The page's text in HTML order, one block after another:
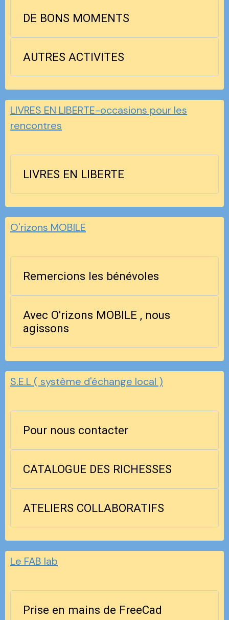
DE BONS MOMENTS
AUTRES ACTIVITES
LIVRES EN LIBERTE-occasions pour les
rencontres
LIVRES EN LIBERTE
O'rizons MOBILE
Remercions les bénévoles
Avec O'rizons MOBILE , nous
agissons
S.E.L ( système d'échange local )
Pour nous contacter
CATALOGUE DES RICHESSES
ATELIERS COLLABORATIFS
Le FAB lab
Prise en mains de FreeCad